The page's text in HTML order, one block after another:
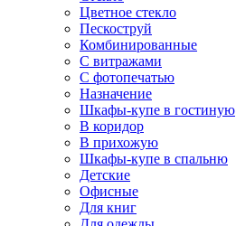
Цветное стекло
Пескоструй
Комбинированные
С витражами
С фотопечатью
Назначение
Шкафы-купе в гостиную
В коридор
В прихожую
Шкафы-купе в спальню
Детские
Офисные
Для книг